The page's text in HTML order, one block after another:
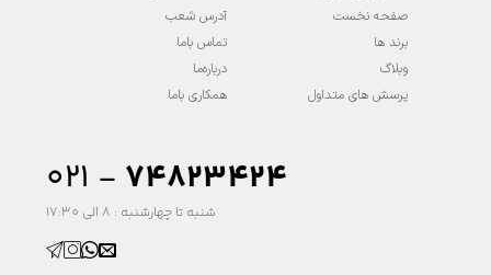
صفحه نخست
برند ها
وبلاگ
پرسش های متداول
آدرس شعب
تماس باما
درباره‌ما
همکاری باما
۰۲۱ - 74823424
شنبه تا چهارشنبه : 8 الی 17:30